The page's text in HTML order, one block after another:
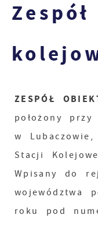
ZESPÓŁ
położony
w
Stacji
Wpisany do
województwa
roku pod